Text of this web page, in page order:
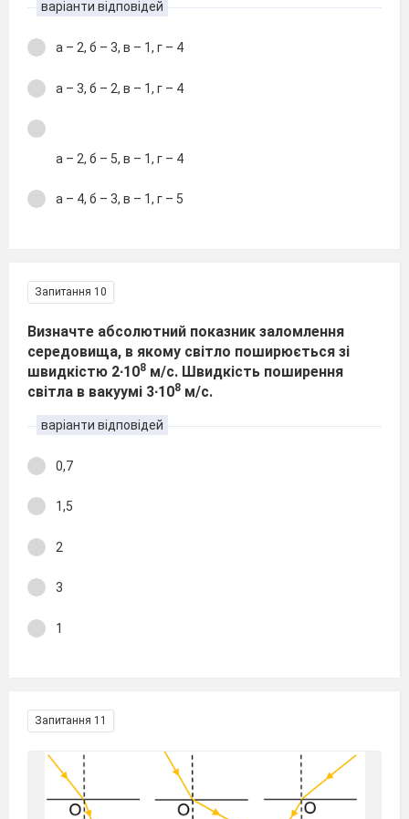
варіанти відповідей
а – 2, б – 3, в – 1, г – 4
а – 3, б – 2, в – 1, г – 4
а – 2, б – 5, в – 1, г – 4
а – 4, б – 3, в – 1, г – 5
Запитання 10
Визначте абсолютний показник заломлення
середовища, в якому світло поширюється зі
швидкістю 2∙108 м/с. Швидкість поширення
світла в вакуумі 3∙108 м/с.
варіанти відповідей
0,7
1,5
2
3
1
Запитання 11